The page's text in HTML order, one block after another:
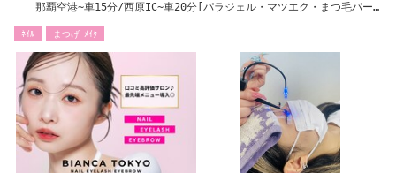
那覇空港~車15分/西原IC~車20分[パラジェル・マツエク・まつ毛パー
ﾈｲﾙ まつげ･ﾒｲｸ